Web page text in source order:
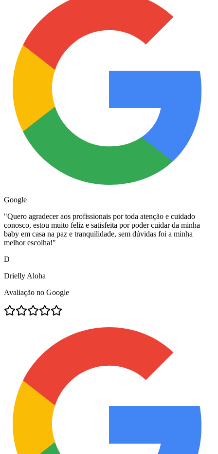
Google
"Quero agradecer aos profissionais por toda atenção e cuidado
conosco, estou muito feliz e satisfeita por poder cuidar da minha
baby em casa na paz e tranquilidade, sem dúvidas foi a minha
melhor escolha!"
D
Drielly Aloha
Avaliação no Google